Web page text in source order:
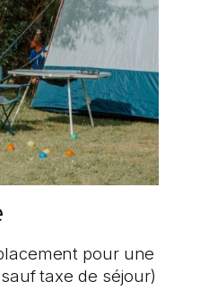
pour une
taxe de séjour)